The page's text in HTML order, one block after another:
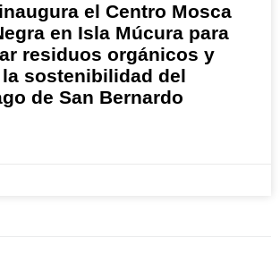
el Centro Mosca
en Isla Múcura para
residuos orgánicos y
sostenibilidad del
de San Bernardo